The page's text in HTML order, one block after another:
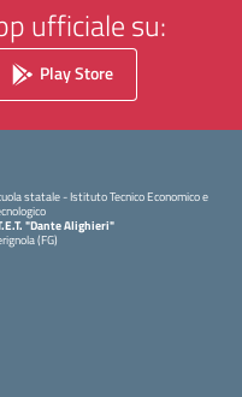
ufficiale su:
Play Store
statale - Istituto Tecnico Economico e
"Dante Alighieri"
(FG)
Visita la pagina iniziale della scuola